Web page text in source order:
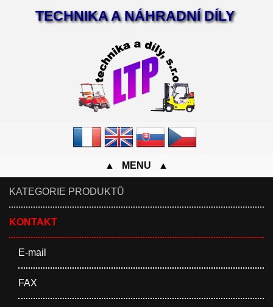
TECHNIKA A NÁHRADNÍ DÍLY
▲ MENU ▲
KATEGORIE PRODUKTŮ
KONTAKT
E-mail
FAX